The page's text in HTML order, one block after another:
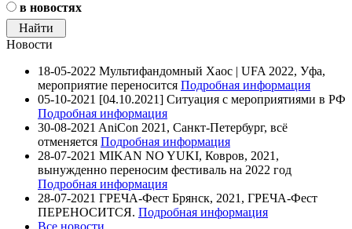
в новостях
Новости
18-05-2022 Мультифандомный Хаос | UFA 2022, Уфа,
мероприятие переносится Подробная информация
05-10-2021 [04.10.2021] Ситуация с мероприятиями в РФ
Подробная информация
30-08-2021 AniCon 2021, Санкт-Петербург, всё
отменяется Подробная информация
28-07-2021 MIKAN NO YUKI, Ковров, 2021,
вынужденно переносим фестиваль на 2022 год
Подробная информация
28-07-2021 ГРЕЧА-Фест Брянск, 2021, ГРЕЧА-Фест
ПЕРЕНОСИТСЯ. Подробная информация